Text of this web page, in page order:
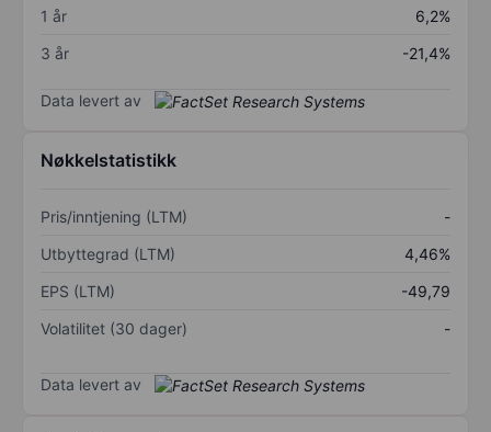
1 år
6,2%
3 år
-21,4%
Data levert av
Nøkkelstatistikk
Pris/inntjening (LTM)
-
Utbyttegrad (LTM)
4,46%
EPS (LTM)
-49,79
Volatilitet (30 dager)
-
Data levert av